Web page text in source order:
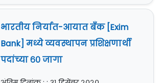
भारतीय निर्यात-आयात बँक [Exim
Bank] मध्ये व्यवस्थापन प्रशिक्षणार्थी
पदांच्या ६० जागा